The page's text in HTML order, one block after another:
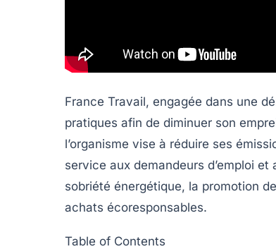
France Travail, engagée dans une
pratiques afin de diminuer son
l’organisme vise à réduire ses
service aux demandeurs d’emploi
sobriété énergétique, la promotion
achats écoresponsables.
Table of Contents